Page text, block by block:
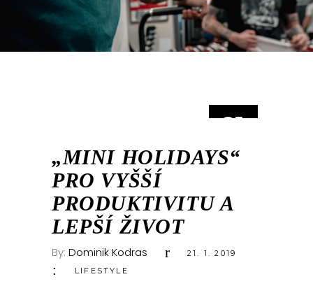
21
„MINI HOLIDAYS“
PRO VYŠŠÍ
PRODUKTIVITU A
LEPŠÍ ŽIVOT
By: Dominik Kodras
21. 1. 2019
LIFESTYLE